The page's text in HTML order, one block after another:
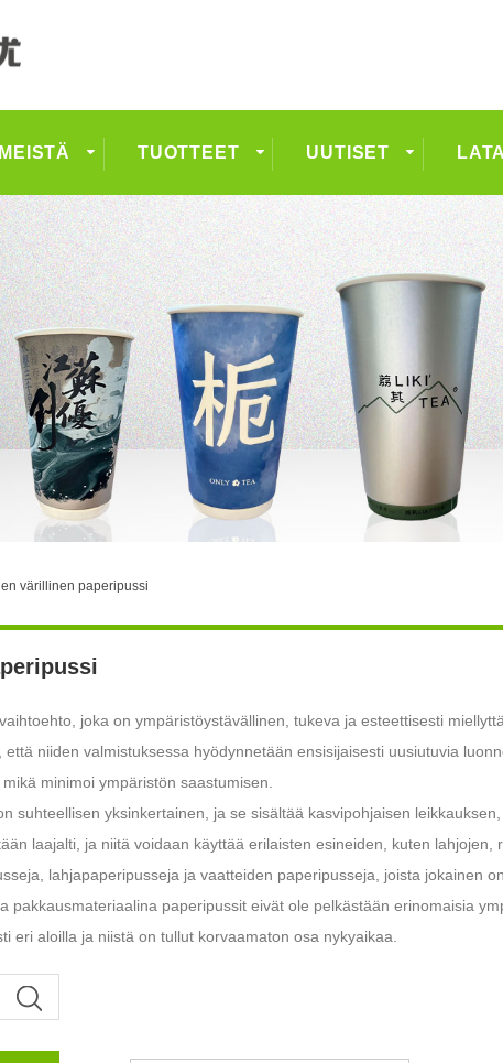
TUOTTEET UUTISET
värillinen paperipussi
joka on ympäristöystävällinen, tukeva ja esteettisesti
niiden valmistuksessa hyödynnetään ensisijaisesti uusiutuvia
minimoi ympäristön saastumisen.
suhteellisen yksinkertainen, ja se sisältää kasvipohjaisen
laajalti, ja niitä voidaan käyttää erilaisten esineiden, kuten
lahjapaperipusseja ja vaatteiden paperipusseja, joista jokainen
pakkausmateriaalina paperipussit eivät ole pelkästään erinomaisia
eri aloilla ja niistä on tullut korvaamaton osa nykyaikaa.